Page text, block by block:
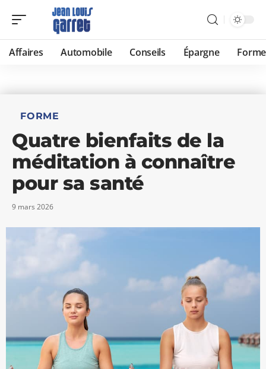
Affaires Automobile Conseils Épargne Forme
FORME
Quatre bienfaits de la
méditation à connaître
pour sa santé
9 mars 2026